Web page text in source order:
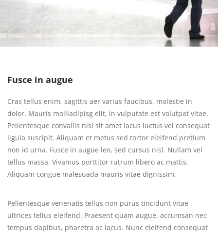
Fusce in augue
Cras tellus enim, sagittis aer varius faucibus, molestie in
dolor. Mauris molliadipisg elit, in vulputate est volutpat vitae.
Pellentesque convallis nisl sit amet lacus luctus vel consequat
ligula suscipit. Aliquam et metus sed tortor eleifend pretium
non id urna. Fusce in augue leo, sed cursus nisl. Nullam vel
tellus massa. Vivamus porttitor rutrum libero ac mattis.
Aliquam congue malesuada mauris vitae dignissim.
Pellentesque venenatis tellus non purus tincidunt vitae
ultrices tellus eleifend. Praesent quam augue, accumsan nec
tempus dapibus, pharetra ac lacus. Nunc eleifend consequat